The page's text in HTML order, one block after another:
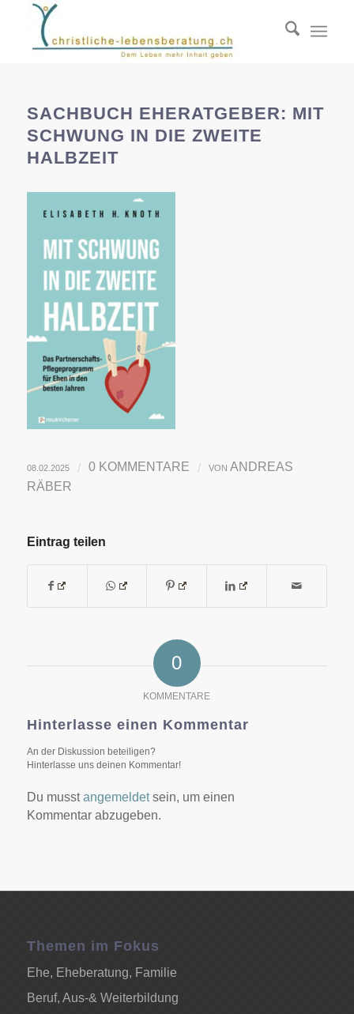
SACHBUCH EHERATGEBER: MIT
SCHWUNG IN DIE ZWEITE
HALBZEIT
08.02.2025 / 0 KOMMENTARE / VON ANDREAS
RÄBER
Eintrag teilen
0
KOMMENTARE
Hinterlasse einen Kommentar
An der Diskussion beteiligen?
Hinterlasse uns deinen Kommentar!
Du musstangemeldetsein, um einen
Kommentar abzugeben.
Themen im Fokus
Ehe, Eheberatung, Familie
Beruf, Aus-& Weiterbildung